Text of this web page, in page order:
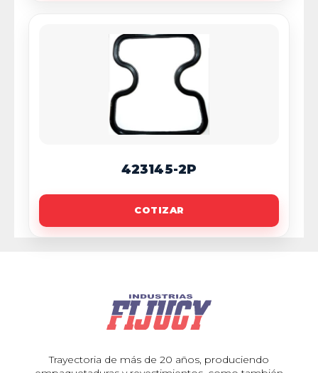
423145-2P
COTIZAR
Trayectoria de más de 20 años, produciendo